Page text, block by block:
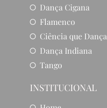
Dança Cigana
Flamenco
Ciência que Dança
Dança Indiana
Tango
INSTITUCIONAL